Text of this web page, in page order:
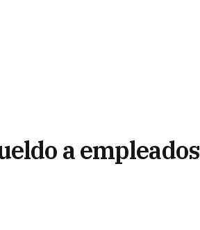
a empleados